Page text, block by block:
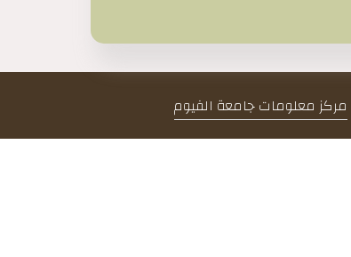
مركز معلومات جامعة الفيوم